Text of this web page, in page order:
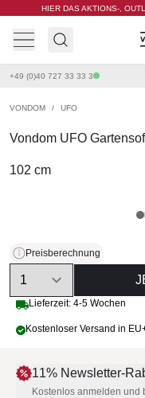
HIER DAS AKTIONS-,
+49 (0)40 727 33 33 3
VONDOM / UFO
Vondom UFO
102 cm
Preisberechnung
Quantity
Lieferzeit: 4-5 Wochen
Kostenloser Versand in
11% Newsletter-
Kostenlos anmelden und